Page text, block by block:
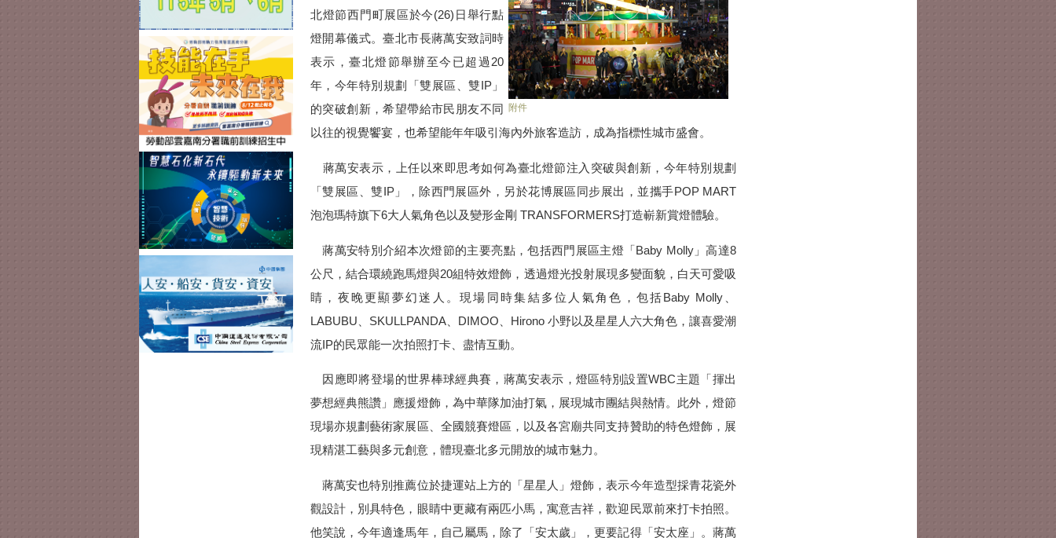
附件
北燈節西門町展區於今(26)日舉行點
燈開幕儀式。臺北市長蔣萬安致詞時
表示，臺北燈節舉辦至今已超過20
年，今年特別規劃「雙展區、雙IP」
的突破創新，希望帶給市民朋友不同
以往的視覺饗宴，也希望能年年吸引海內外旅客造訪，成為指標性城市盛會。
蔣萬安表示，上任以來即思考如何為臺北燈節注入突破與創新，今年特別規劃
「雙展區、雙IP」，除西門展區外，另於花博展區同步展出，並攜手POP MART
泡泡瑪特旗下6大人氣角色以及變形金剛 TRANSFORMERS打造嶄新賞燈體驗。
蔣萬安特別介紹本次燈節的主要亮點，包括西門展區主燈「Baby Molly」高達8
公尺，結合環繞跑馬燈與20組特效燈飾，透過燈光投射展現多變面貌，白天可愛吸
睛，夜晚更顯夢幻迷人。現場同時集結多位人氣角色，包括Baby Molly、
LABUBU、SKULLPANDA、DIMOO、Hirono 小野以及星星人六大角色，讓喜愛潮
流IP的民眾能一次拍照打卡、盡情互動。
因應即將登場的世界棒球經典賽，蔣萬安表示，燈區特別設置WBC主題「揮出
夢想經典熊讚」應援燈飾，為中華隊加油打氣，展現城市團結與熱情。此外，燈節
現場亦規劃藝術家展區、全國競賽燈區，以及各宮廟共同支持贊助的特色燈飾，展
現精湛工藝與多元創意，體現臺北多元開放的城市魅力。
蔣萬安也特別推薦位於捷運站上方的「星星人」燈飾，表示今年造型採青花瓷外
觀設計，別具特色，眼睛中更藏有兩匹小馬，寓意吉祥，歡迎民眾前來打卡拍照。
他笑說，今年適逢馬年，自己屬馬，除了「安太歲」，更要記得「安太座」。蔣萬